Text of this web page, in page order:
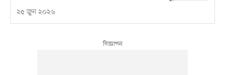
২৫ জুন ২০২৬